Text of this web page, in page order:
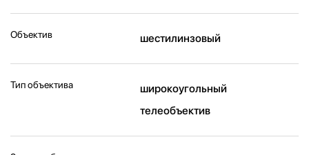
Объектив шестилинзовый
Тип объектива
широкоугольный
телеобъектив